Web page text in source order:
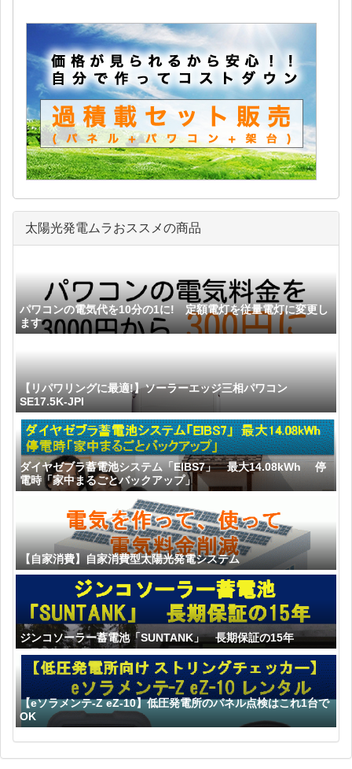
太陽光発電ムラおススメの商品
パワコンの電気代を10分の1に! 定額電灯を従量電灯に変更し
ます
【リパワリングに最適!】ソーラーエッジ三相パワコン
SE17.5K-JPI
ダイヤゼブラ蓄電池システム「EIBS7」 最大14.08kWh 停
電時「家中まるごとバックアップ」
【自家消費】自家消費型太陽光発電システム
ジンコソーラー蓄電池「SUNTANK」 長期保証の15年
【eソラメンテ-Z eZ-10】低圧発電所のパネル点検はこれ1台で
OK